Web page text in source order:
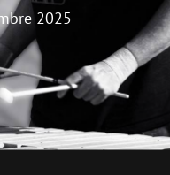
2025